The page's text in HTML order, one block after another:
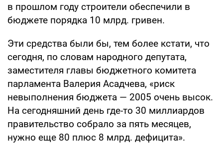
в прошлом году строители обеспечили в
бюджете порядка 10 млрд. гривен.
Эти средства были бы, тем более кстати, что
сегодня, по словам народного депутата,
заместителя главы бюджетного комитета
парламента Валерия Асадчева, «риск
невыполнения бюджета — 2005 очень высок.
На сегодняшний день где-то 30 миллиардов
правительство собрало за пять месяцев,
нужно еще 80 плюс 8 млрд. дефицита».